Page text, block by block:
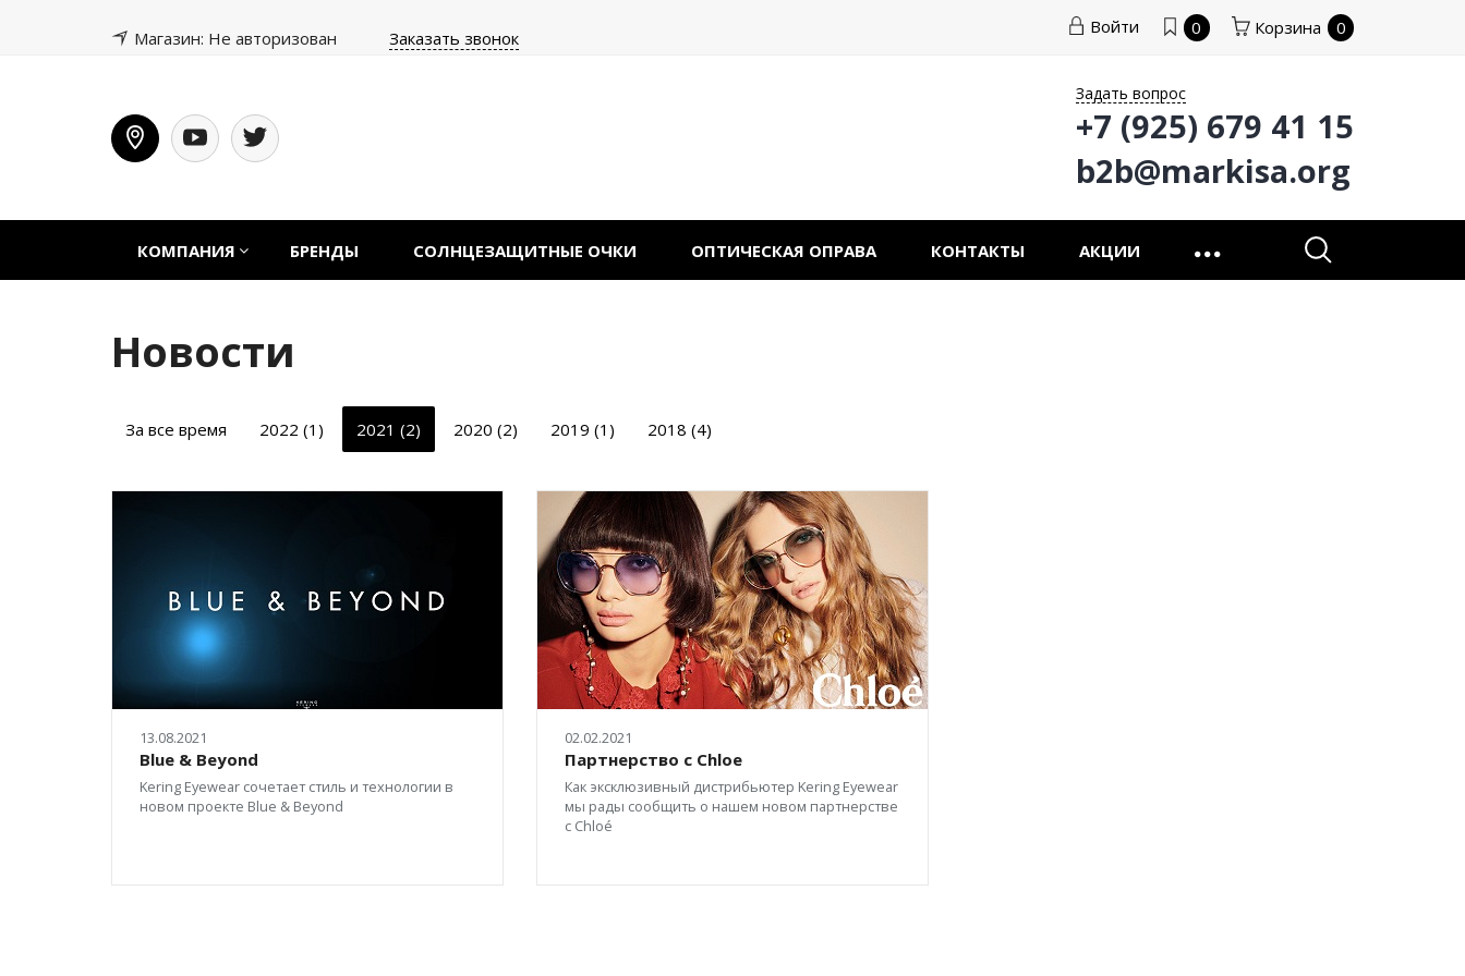
Магазин: Не авторизован Заказать звонок
Войти 0 Корзина 0
Задать вопрос
+7 (925) 679 41 15
b2b@markisa.org
КОМПАНИЯ БРЕНДЫ СОЛНЦЕЗАЩИТНЫЕ ОЧКИ ОПТИЧЕСКАЯ ОПРАВА КОНТАКТЫ АКЦИИ
Новости
За все время 2022 (1) 2021 (2) 2020 (2) 2019 (1) 2018 (4)
13.08.2021
Blue & Beyond
Kering Eyewear сочетает стиль и технологии в
новом проекте Blue & Beyond
02.02.2021
Партнерство с Chloe
Как эксклюзивный дистрибьютер Kering Eyewear
мы рады сообщить о нашем новом партнерстве
с Chloé